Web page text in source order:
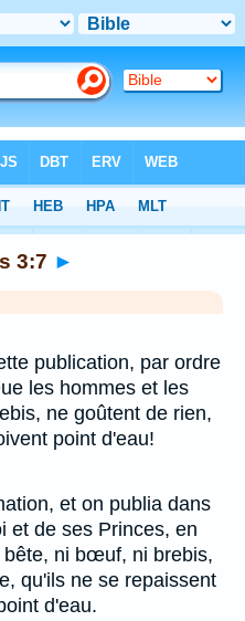
3:7 ►
publication, par ordre
les hommes et les
ne goûtent de rien,
point d'eau!
et on publia dans
et de ses Princes, en
ni bœuf, ni brebis,
qu'ils ne se repaissent
d'eau.